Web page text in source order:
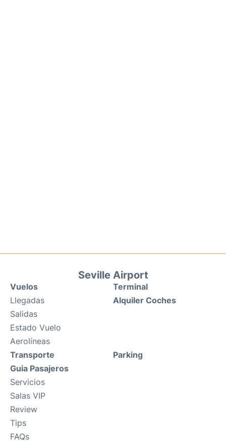
Seville Airport
Vuelos
Llegadas
Salidas
Estado Vuelo
Aerolíneas
Terminal
Alquiler Coches
Transporte
Guia Pasajeros
Servicios
Salas VIP
Review
Tips
FAQs
Parking